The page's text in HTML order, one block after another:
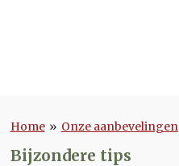
Home » Onze aanbevelingen
Bijzondere tips